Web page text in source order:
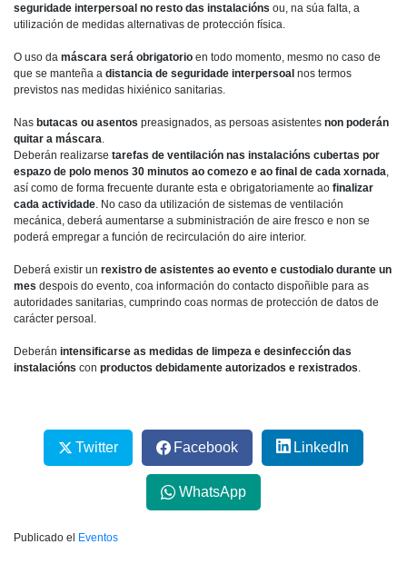
seguridade interpersoal no resto das instalacións ou, na súa falta, a
utilización de medidas alternativas de protección física.
O uso da máscara será obrigatorio en todo momento, mesmo no caso de
que se manteña a distancia de seguridade interpersoal nos termos
previstos nas medidas hixiénico sanitarias.
Nas butacas ou asentos preasignados, as persoas asistentes non poderán
quitar a máscara.
Deberán realizarse tarefas de ventilación nas instalacións cubertas por
espazo de polo menos 30 minutos ao comezo e ao final de cada xornada,
así como de forma frecuente durante esta e obrigatoriamente ao finalizar
cada actividade. No caso da utilización de sistemas de ventilación
mecánica, deberá aumentarse a subministración de aire fresco e non se
poderá empregar a función de recirculación do aire interior.
Deberá existir un rexistro de asistentes ao evento e custodialo durante un
mes despois do evento, coa información do contacto dispoñible para as
autoridades sanitarias, cumprindo coas normas de protección de datos de
carácter persoal.
Deberán intensificarse as medidas de limpeza e desinfección das
instalacións con productos debidamente autorizados e rexistrados.
Twitter Facebook LinkedIn
WhatsApp
Publicado el Eventos